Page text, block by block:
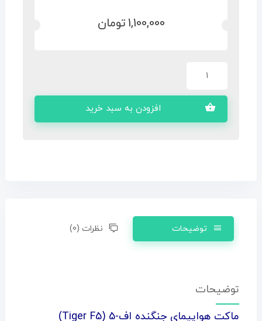
1,100,000 تومان
افزودن به سبد خرید
توضیحات نظرات (0)
توضیحات
ماکت هواپیمای جنگنده اف-5 (Tiger F5)